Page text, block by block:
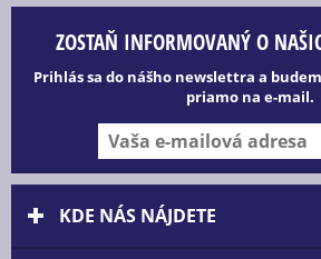
ZOSTAŇ INFORMOVANÝ O
Prihlás sa do nášho newslettra a
priamo na e-mail.
KDE NÁS NÁJDETE